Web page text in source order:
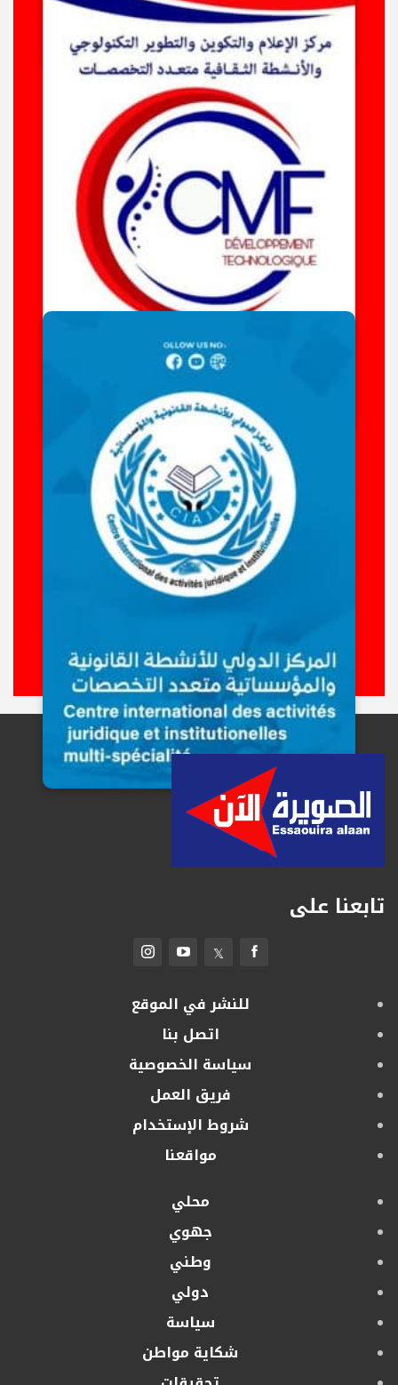
تابعنا على
للنشر في الموقع
اتصل بنا
سياسة الخصوصية
فريق العمل
شروط الإستخدام
مواقعنا
محلي
جهوي
وطني
دولي
سياسة
شكاية مواطن